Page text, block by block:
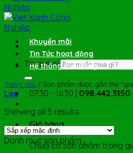
Tìm kiếm:
07:30 - 16:30 | 098.442.3150
Giỏ hàng
Chưa có sản phẩm trong
Khuyến mãi
Tin Tức hoạt động
Hệ thống cửa hàng
Trang chủ / Sản phẩm được gắn thẻ
Lọc
Showing all 5 results
Danh mục sản phẩm